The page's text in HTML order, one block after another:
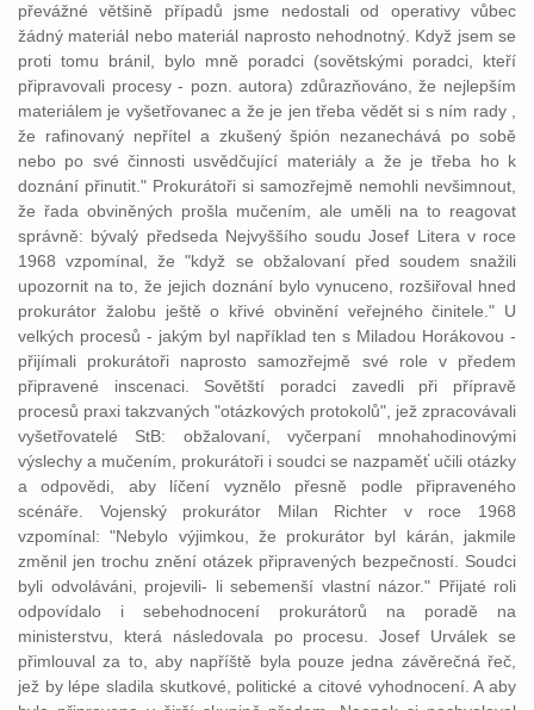
převážné většině případů jsme nedostali od operativy vůbec
žádný materiál nebo materiál naprosto nehodnotný. Když jsem se
proti tomu bránil, bylo mně poradci (sovětskými poradci, kteří
připravovali procesy - pozn. autora) zdůrazňováno, že nejlepším
materiálem je vyšetřovanec a že je jen třeba vědět si s ním rady ,
že rafinovaný nepřítel a zkušený špión nezanechává po sobě
nebo po svéčinnosti usvědčující materiály a že je třeba ho k
doznání přinutit." Prokurátoři si samozřejmě nemohli nevšimnout,
že řada obviněných prošla mučením, ale uměli na to reagovat
správně: bývalý předseda Nejvyššího soudu Josef Litera v roce
1968 vzpomínal, že "když se obžalovanípřed soudem snažili
upozornit na to, že jejich doznání bylo vynuceno, rozšiřoval hned
prokurátor žalobu ještě o křivé obvinění veřejného činitele." U
velkých procesů - jakým byl například ten s Miladou Horákovou -
přijímali prokurátoři naprosto samozřejmě své role v předem
připravené inscenaci. Sovětští poradci zavedli při přípravě
procesů praxi takzvaných "otázkových protokolů", jež zpracovávali
vyšetřovatelé StB: obžalovaní, vyčerpaní mnohahodinovými
výslechy a mučením, prokurátoři i soudci se nazpaměť učili otázky
a odpovědi, aby líčení vyznělo přesně podle připraveného
scénáře. Vojenskýprokurátor Milan Richter v roce 1968
vzpomínal: "Nebylo výjimkou, že prokurátor byl kárán, jakmile
změnil jen trochu znění otázek připravených bezpečností. Soudci
byli odvoláváni, projevili- li sebemenší vlastní názor." Přijaté roli
odpovídalo i sebehodnocení prokurátorů na poradě na
ministerstvu, která následovala po procesu. Josef Urválek se
přimlouval za to, aby napříště byla pouze jedna závěrečná řeč,
jež by lépe sladila skutkové, politické a citové vyhodnocení. A aby